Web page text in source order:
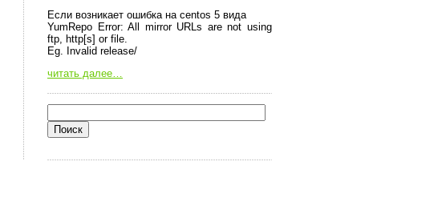
Если возникает ошибка на centos 5 вида
YumRepo Error: All mirror URLs are not using
ftp, http[s] or file.
Eg. Invalid release/
читать далее…